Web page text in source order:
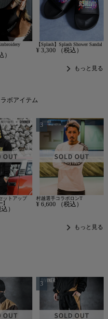
）
【Splash】Splash Shower Sandal
¥ 3,300 （税込）
chevron_right もっと見る
ボアイテム
ットアップ
】
込）
村越選手コラボロンT
¥ 6,600 （税込）
chevron_right もっと見る